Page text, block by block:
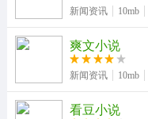
新闻资讯 10mb
爽文小说
新闻资讯 10mb
看豆小说